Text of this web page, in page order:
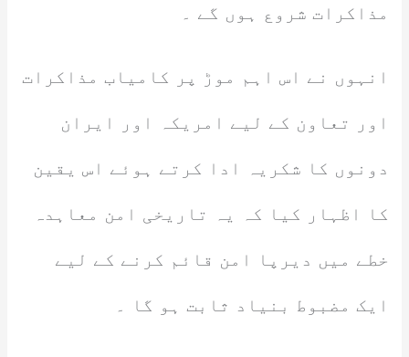
مذاکرات شروع ہوں گے ۔
انہوں نے اس اہم موڑ پر کامیاب مذاکرات
اور تعاون کے لیے امریکہ اور ایران
دونوں کا شکریہ ادا کرتے ہوئے اس یقین
کا اظہار کیا کہ یہ تاریخی امن معاہدہ
خطے میں دیرپا امن قائم کرنے کے لیے
ایک مضبوط بنیاد ثابت ہو گا ۔